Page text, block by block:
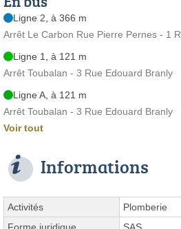
Ligne 2, à 366 m
Arrêt Le Carbon Rue Pierre Pernes - 1
Ligne 1, à 121 m
Arrêt Toubalan - 3 Rue Edouard Branly
Ligne A, à 121 m
Arrêt Toubalan - 3 Rue Edouard Branly
Voir tout
Informations
Activités
Plomberie